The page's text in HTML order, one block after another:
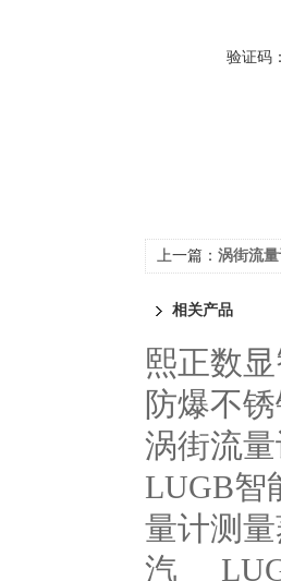
验证码
上一篇： 涡街流
相关产品
熙正数
防爆不
涡街流
LUGB智
量计测
汽